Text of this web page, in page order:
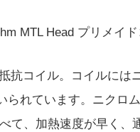
MTL Head プリメイ
抗コイル。コイルには
られています。ニクロ
て、加熱速度が早く、